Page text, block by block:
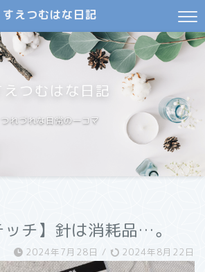
すえつむはな日記
えつむはな日記
つれづれな日常の一コマ
ッチ】針は消耗品…。
2024年7月28日 / 2024年8月22日